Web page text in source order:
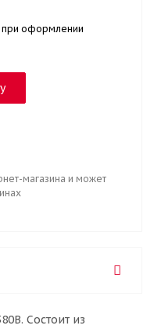
при оформлении
магазина и может
Состоит из